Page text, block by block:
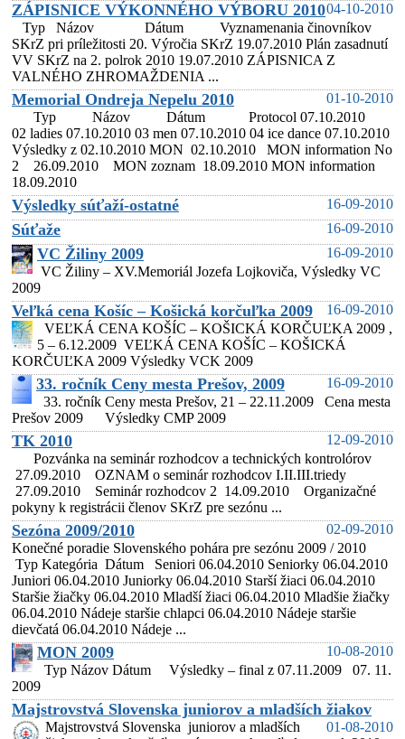
ZÁPISNICE VÝKONNÉHO VÝBORU 201004-10-2010
Typ Názov Dátum Vyznamenania činovníkov
SKrZ pri príležitosti 20. Výročia SKrZ 19.07.2010 Plán zasadnutí
VV SKrZ na 2. polrok 2010 19.07.2010 ZÁPISNICA Z
VALNÉHO ZHROMAŽDENIA ...
Memorial Ondreja Nepelu 2010
01-10-2010
Typ Názov Dátum Protocol 07.10.2010
02 ladies 07.10.2010 03 men 07.10.2010 04 ice dance 07.10.2010
Výsledky z 02.10.2010 MON 02.10.2010 MON information No
2 26.09.2010 MON zoznam 18.09.2010 MON information
18.09.2010
Výsledky súťaží-ostatné 16-09-2010
Súťaže 16-09-2010
VC Žiliny 2009
16-09-2010
VC Žiliny – XV.Memoriál Jozefa Lojkoviča, Výsledky VC
2009
Veľká cena Košíc – Košická korčuľka 2009
16-09-2010
VEĽKÁ CENA KOŠÍC – KOŠICKÁ KORČUĽKA 2009 ,
5 – 6.12.2009 VEĽKÁ CENA KOŠÍC – KOŠICKÁ
KORČUĽKA 2009 Výsledky VCK 2009
33. ročník Ceny mesta Prešov, 2009
16-09-2010
33. ročník Ceny mesta Prešov, 21 – 22.11.2009 Cena mesta
Prešov 2009 Výsledky CMP 2009
TK 2010
12-09-2010
Pozvánka na seminár rozhodcov a technických kontrolórov
27.09.2010 OZNAM o seminár rozhodcov I.II.III.triedy
27.09.2010 Seminár rozhodcov 2 14.09.2010 Organizačné
pokyny k registrácii členov SKrZ pre sezónu ...
Sezóna 2009/2010
02-09-2010
Konečné poradie Slovenského pohára pre sezónu 2009 / 2010
Typ Kategória Dátum Seniori 06.04.2010 Seniorky 06.04.2010
Juniori 06.04.2010 Juniorky 06.04.2010 Starší žiaci 06.04.2010
Staršie žiačky 06.04.2010 Mladší žiaci 06.04.2010 Mladšie žiačky
06.04.2010 Nádeje staršie chlapci 06.04.2010 Nádeje staršie
dievčatá 06.04.2010 Nádeje ...
MON 2009
10-08-2010
Typ Názov Dátum Výsledky – final z 07.11.2009 07. 11.
2009
Majstrovstvá Slovenska juniorov a mladších žiakov
01-08-2010
Majstrovstvá Slovenska juniorov a mladších